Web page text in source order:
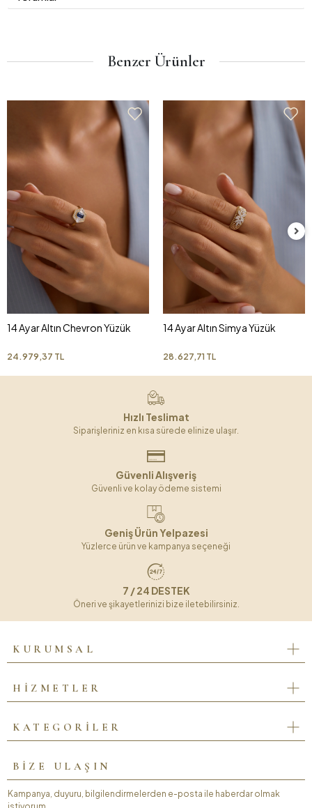
Benzer Ürünler
14 Ayar Altın Chevron Yüzük
24.979,37 TL
14 Ayar Altın Simya Yüzük
28.627,71 TL
Hızlı Teslimat
Siparişleriniz en kısa sürede elinize ulaşır.
Güvenli Alışveriş
Güvenli ve kolay ödeme sistemi
Geniş Ürün Yelpazesi
Yüzlerce ürün ve kampanya seçeneği
7 / 24 DESTEK
Öneri ve şikayetlerinizi bize iletebilirsiniz.
KURUMSAL
HİZMETLER
KATEGORİLER
BİZE ULAŞIN
Kampanya, duyuru, bilgilendirmelerden e-posta ile haberdar olmak